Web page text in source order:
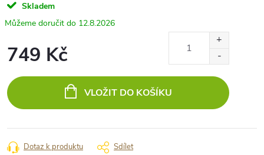
Skladem
12.8.2026
749 Kč
cena:
VLOŽIT DO KOŠÍKU
Dotaz k produktu Sdílet